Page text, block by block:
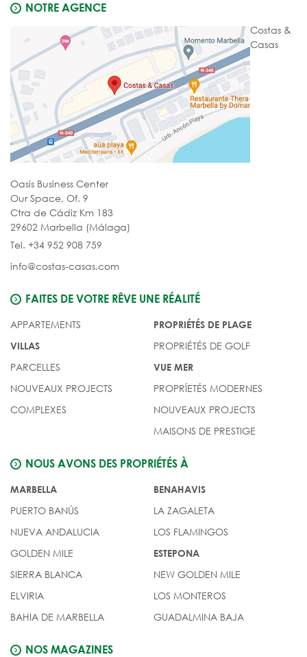
NOTRE AGENCE
Costas &
Casas
Oasis Business Center
Our Space, Of. 9
Ctra de Cádiz Km 183
29602 Marbella (Málaga)
Tel. +34 952 908 759
info@costas-casas.com
FAITES DE VOTRE RÊVE UNE RÉALITÉ
APPARTEMENTS
VILLAS
PARCELLES
NOUVEAUX PROJECTS
COMPLEXES
PROPRIÉTÉS DE PLAGE
PROPRIÉTÉS DE GOLF
VUE MER
PROPRÍETÉS MODERNES
NOUVEAUX PROJECTS
MAISONS DE PRESTIGE
NOUS AVONS DES PROPRIÉTÉS À
MARBELLA
PUERTO BANÚS
NUEVA ANDALUCIA
GOLDEN MILE
SIERRA BLANCA
ELVIRIA
BAHIA DE MARBELLA
BENAHAVIS
LA ZAGALETA
LOS FLAMINGOS
ESTEPONA
NEW GOLDEN MILE
LOS MONTEROS
GUADALMINA BAJA
NOS MAGAZINES